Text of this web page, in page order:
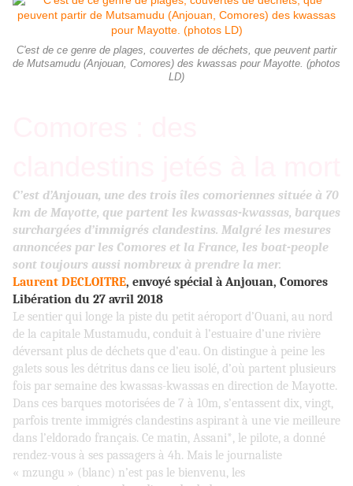
C'est de ce genre de plages, couvertes de déchets, que peuvent partir
de Mutsamudu (Anjouan, Comores) des kwassas pour Mayotte. (photos
LD)
C’est d’Anjouan, une des trois îles comoriennes située à 70
km de Mayotte, que partent les kwassas-kwassas, barques
surchargées d’immigrés clandestins. Malgré les mesures
annoncées par les Comores et la France, les boat-people
sont toujours aussi nombreux à prendre la mer.
Laurent DECLOITRE, envoyé spécial à Anjouan, Comores
Libération du 27 avril 2018
Le sentier qui longe la piste du petit aéroport d’Ouani, au nord
de la capitale Mustamudu, conduit à l’estuaire d’une rivière
déversant plus de déchets que d’eau. On distingue à peine les
galets sous les détritus dans ce lieu isolé, d’où partent plusieurs
fois par semaine des kwassas-kwassas en direction de Mayotte.
Dans ces barques motorisées de 7 à 10m, s’entassent dix, vingt,
parfois trente immigrés clandestins aspirant à une vie meilleure
dans l’eldorado français. Ce matin, Assani*, le pilote, a donné
rendez-vous à ses passagers à 4h. Mais le journaliste
« mzungu » (blanc) n’est pas le bienvenu, les